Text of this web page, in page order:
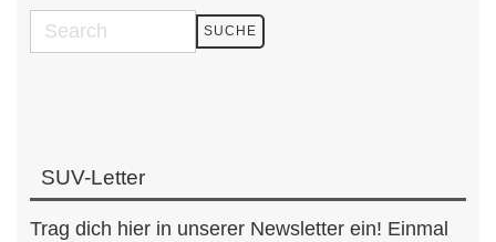
SUV-Letter
Trag dich hier in unserer Newsletter ein! Einmal